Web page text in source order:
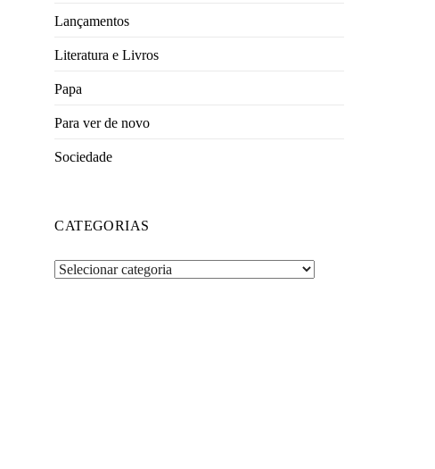
Lançamentos
Literatura e Livros
Papa
Para ver de novo
Sociedade
CATEGORIAS
Categorias